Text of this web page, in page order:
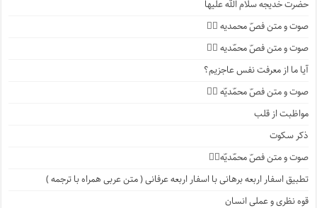
حضرت خدیجه سلام الله علیها
صوت و متن فصّ محمدیه ۴️⃣
صوت و متن فصّ محمّدیه ۳️⃣
آیا ما از معرفت نفس عاجزیم؟
صوت و متن فصّ محمّدیّه ۲️⃣
مواظبت از قلب
ذکر سکوت
صوت و متن فصّ محمّدیّه۱️⃣
تطبیق اسفار اربعه برهانی با اسفار اربعه عرفانی ( متن عربی همراه با ترجمه )
قوه نظری و عملی انسان